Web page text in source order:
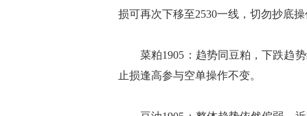
损可再次下移至2530一线，切勿抄底操
菜粕1905：趋势同豆粕，下跌趋势
止损逢高参与空单操作不变。